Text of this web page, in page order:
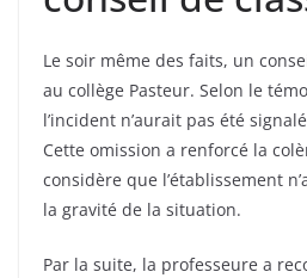
Le soir même des faits, un
au collège Pasteur. Selon le
l’incident n’aurait pas été
Cette omission a renforcé la
considère que l’établissement
la gravité de la situation.
Par la suite, la professeure a